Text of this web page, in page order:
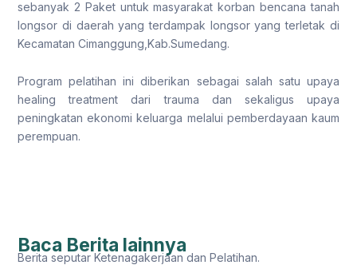
sebanyak 2 Paket untuk masyarakat korban bencana tanah
longsor di daerah yang terdampak longsor yang terletak di
Kecamatan Cimanggung,Kab.Sumedang.
Program pelatihan ini diberikan sebagai salah satu upaya
healing treatment dari trauma dan sekaligus upaya
peningkatan ekonomi keluarga melalui pemberdayaan kaum
perempuan.
Baca Berita lainnya
Berita seputar Ketenagakerjaan dan Pelatihan.